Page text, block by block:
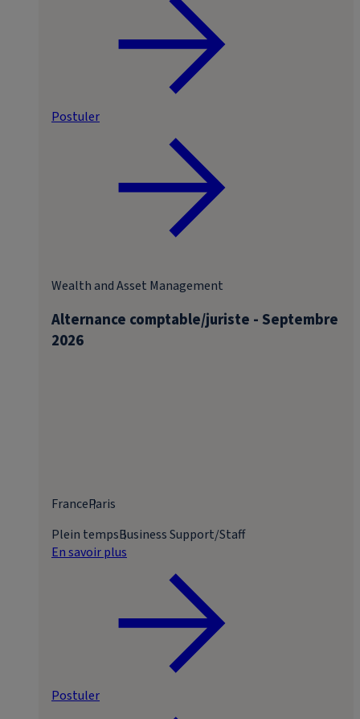
Postuler
Alternance comptable/juriste - Septembre
2026
Wealth and Asset Management
FranceParis
Plein tempsBusiness Support/Staff
En savoir plus
Postuler